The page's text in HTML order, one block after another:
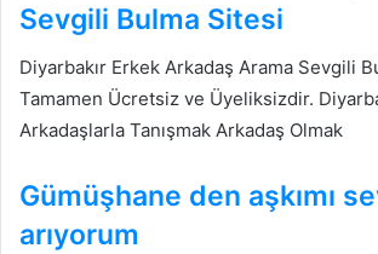
Sevgili Bulma Sitesi
Diyarbakır Erkek Arkadaş Arama Sevgili
Tamamen Ücretsiz ve Üyeliksizdir.
Arkadaşlarla Tanışmak Arkadaş Olmak
Gümüşhane den aşkımı
arıyorum